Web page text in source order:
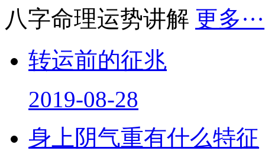
八字命理运势讲解 更多···
转运前的征兆
2019-08-28
身上阴气重有什么特征